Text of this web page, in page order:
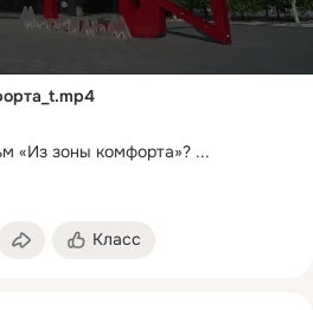
«Из зоны комфорта»? ...
Класс